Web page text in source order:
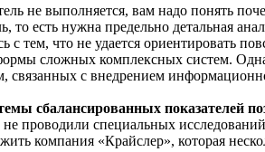
не выполняется, вам надо понять
то есть нужна предельно детальная
с тем, что не удается ориентировать
сложных комплексных систем.
с внедрением
сбалансированных показателей
проводили специальных
компания «Крайслер», которая